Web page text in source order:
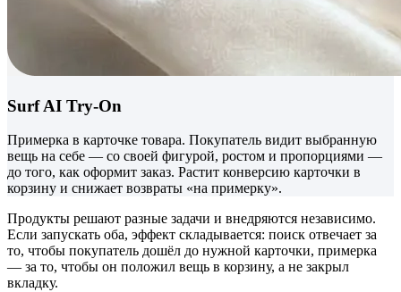
Surf AI Try-On
Примерка в карточке товара. Покупатель видит выбранную
вещь на себе — со своей фигурой, ростом и пропорциями —
до того, как оформит заказ. Растит конверсию карточки в
корзину и снижает возвраты «на примерку».
Продукты решают разные задачи и внедряются независимо.
Если запускать оба, эффект складывается: поиск отвечает за
то, чтобы покупатель дошёл до нужной карточки, примерка
— за то, чтобы он положил вещь в корзину, а не закрыл
вкладку.